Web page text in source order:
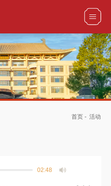
首页 - 活动
02:48